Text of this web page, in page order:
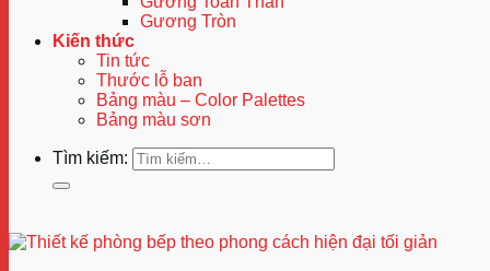
Gương Tròn
Kiến thức
Tin tức
Thước lỗ ban
Bảng màu – Color Palettes
Bảng màu sơn
Tìm kiếm: